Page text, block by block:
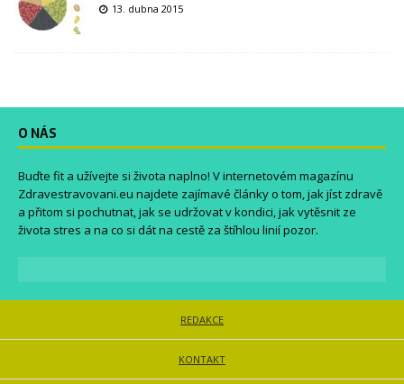
13. dubna 2015
O NÁS
Buďte fit a užívejte si života naplno! V internetovém magazínu
Zdravestravovani.eu najdete zajímavé články o tom, jak jíst zdravě
a přitom si pochutnat, jak se udržovat v kondici, jak vytěsnit ze
života stres a na co si dát na cestě za štíhlou linií pozor.
REDAKCE
KONTAKT